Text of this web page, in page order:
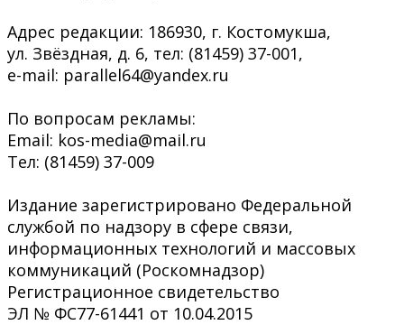
Адрес редакции: 186930, г. Костомукша,
ул. Звёздная, д. 6, тел: (81459) 37-001,
e-mail: parallel64@yandex.ru
По вопросам рекламы:
Email: kos-media@mail.ru
Тел: (81459) 37-009
Издание зарегистрировано Федеральной
службой по надзору в сфере связи,
информационных технологий и массовых
коммуникаций (Роскомнадзор)
Регистрационное свидетельство
ЭЛ № ФС77-61441 от 10.04.2015